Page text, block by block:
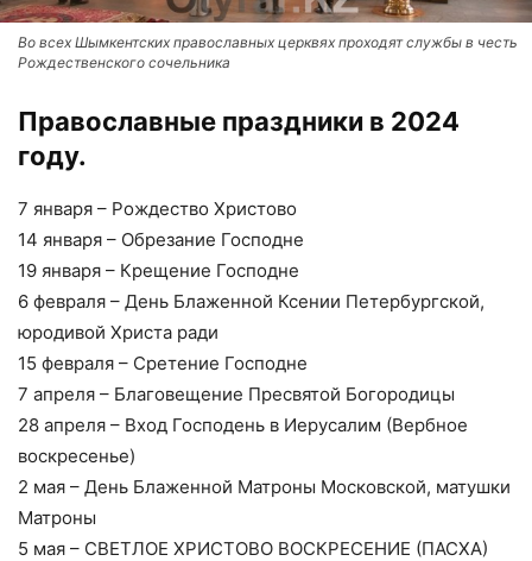
Во всех Шымкентских православных церквях проходят службы в честь
Рождественского сочельника
Православные праздники в 2024
году.
7 января – Рождество Христово
14 января – Обрезание Господне
19 января – Крещение Господне
6 февраля – День Блаженной Ксении Петербургской,
юродивой Христа ради
15 февраля – Сретение Господне
7 апреля – Благовещение Пресвятой Богородицы
28 апреля – Вход Господень в Иерусалим (Вербное
воскресенье)
2 мая – День Блаженной Матроны Московской, матушки
Матроны
5 мая – СВЕТЛОЕ ХРИСТОВО ВОСКРЕСЕНИЕ (ПАСХА)